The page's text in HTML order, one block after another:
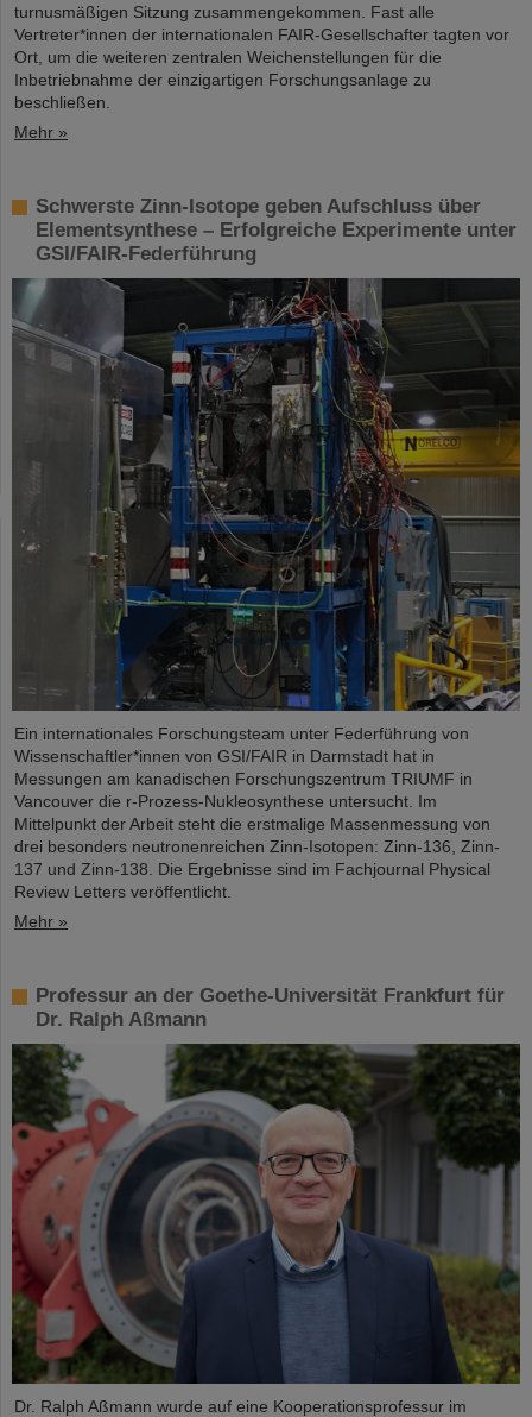
turnusmäßigen Sitzung zusammengekommen. Fast alle
Vertreter*innen der internationalen FAIR-Gesellschafter tagten vor
Ort, um die weiteren zentralen Weichenstellungen für die
Inbetriebnahme der einzigartigen Forschungsanlage zu
beschließen.
Mehr »
Schwerste Zinn-Isotope geben Aufschluss über
Elementsynthese – Erfolgreiche Experimente unter
GSI/FAIR-Federführung
Ein internationales Forschungsteam unter Federführung von
Wissenschaftler*innen von GSI/FAIR in Darmstadt hat in
Messungen am kanadischen Forschungszentrum TRIUMF in
Vancouver die r-Prozess-Nukleosynthese untersucht. Im
Mittelpunkt der Arbeit steht die erstmalige Massenmessung von
drei besonders neutronenreichen Zinn-Isotopen: Zinn-136, Zinn-
137 und Zinn-138. Die Ergebnisse sind im Fachjournal Physical
Review Letters veröffentlicht.
Mehr »
Professur an der Goethe-Universität Frankfurt für
Dr. Ralph Aßmann
Dr. Ralph Aßmann wurde auf eine Kooperationsprofessur im